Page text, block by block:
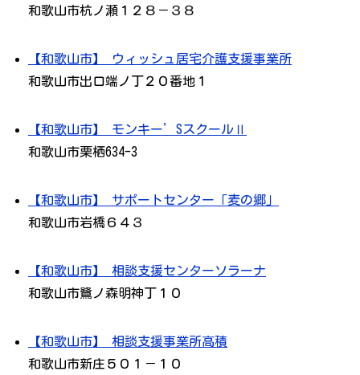
和歌山市杭ノ瀬１２８－３８
【和歌山市】 ウィッシュ居宅介護支援事業所
和歌山市出口端ノ丁２０番地１
【和歌山市】 モンキー’SスクールⅡ
和歌山市栗栖634-3
【和歌山市】 サポートセンター「麦の郷」
和歌山市岩橋６４３
【和歌山市】 相談支援センターソラーナ
和歌山市鷺ノ森明神丁１０
【和歌山市】 相談支援事業所高積
和歌山市新庄５０１－１０